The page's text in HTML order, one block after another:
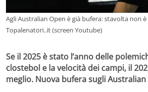
Agli Australian Open è già bufera: stavolta non
Topalenatori..it (screen Youtube)
Se il 2025 è stato l’anno delle
clostebol e la velocità dei campi, il
meglio. Nuova bufera sugli Australian